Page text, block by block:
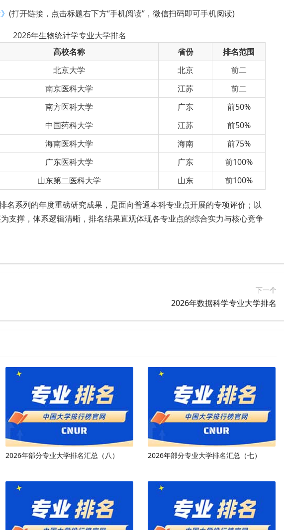
(打开链接，点击标题右下方“手机阅读”，微信扫码即可手机阅读)
2026年生物统计学专业大学排名
高校名称 省份
排名范围
北京大学 北京
前二
南京医科大学 江苏
前二
南方医科大学 广东
前50%
中国药科大学 江苏
前50%
海南医科大学 海南
前75%
广东医科大学 广东
前100%
山东第二医科大学 山东 前100%
名系列的年度重磅研究成果，是面向普通本科专业点开展的专项评价；以
支撑，体系逻辑清晰，排名结果直观体现各专业点的综合实力与核心竞争
下一个
2026年数据科学专业大学排名
2026年部分专业大学排名汇总（八） 2026年部分专业大学排名汇总（七）